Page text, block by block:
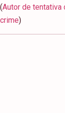
(Autor de tentativa
crime)